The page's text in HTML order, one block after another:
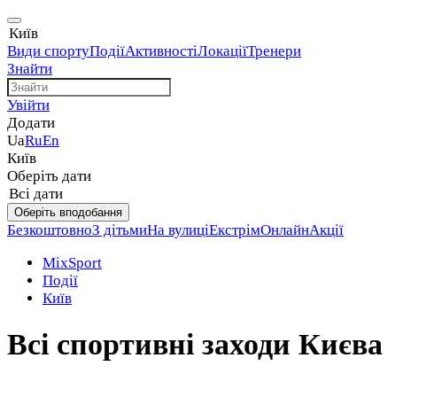
Київ
Види спортуПодіїАктивностіЛокаціїТренери
Знайти
Увійти
Додати
UaRuEn
Київ
Оберіть дати
Всі дати
Оберіть вподобання
БезкоштовноЗ дітьмиНа вулиціЕкстрімОнлайнАкції
MixSport
Події
Київ
Всі спортивні заходи Києва